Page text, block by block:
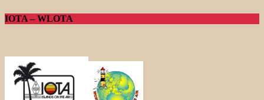
IOTA – WLOTA